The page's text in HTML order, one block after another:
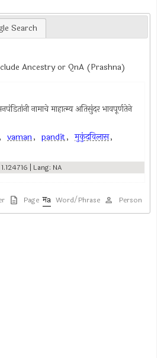
Search
Ancestry or QnA (Prashna)
नामाचे माहात्म्य अतिसुंदर भावपूर्णतेने
, vaman, pandit, मुकुंदविलास,
| Lang: NA
Page Word/Phrase Person